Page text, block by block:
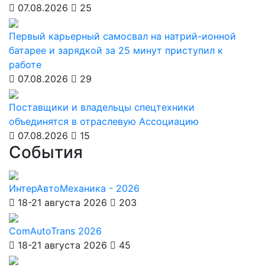
07.08.2026
25
Первый карьерный самосвал на натрий-ионной
батарее и зарядкой за 25 минут приступил к
работе
07.08.2026
29
Поставщики и владельцы спецтехники
объединятся в отраслевую Ассоциацию
07.08.2026
15
События
ИнтерАвтоМеханика - 2026
18-21 августа 2026
203
ComAutoTrans 2026
18-21 августа 2026
45